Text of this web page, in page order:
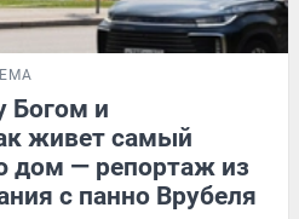
Богом и
живет самый
дом — репортаж из
с панно Врубеля